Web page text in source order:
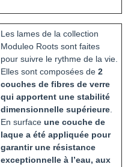
Les lames de la collection
Moduleo Roots sont faites
pour suivre le rythme de la vie.
Elles sont composées de 2
couches de fibres de verre
qui apportent une stabilité
dimensionnelle supérieure.
En surface une couche de
laque a été appliquée pour
garantir une résistance
exceptionnelle à l’eau, aux